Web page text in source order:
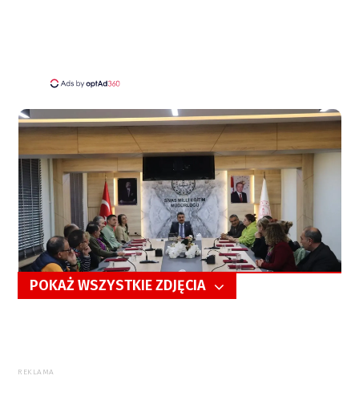
POKAŻ WSZYSTKIE ZDJĘCIA
REKLAMA